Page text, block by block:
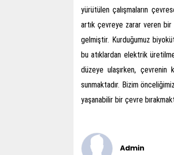
yürütülen çalışmaların
artık çevreye zarar veren bir
gelmiştir. Kurduğumuz
bu atıklardan elektrik
düzeye ulaşırken, çevrenin
sunmaktadır. Bizim
yaşanabilir bir çevre
Admin